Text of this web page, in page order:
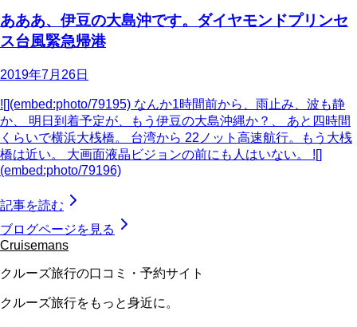
あああ、伊豆の大島沖です。ダイヤモンドプリンセ
ス台風緊急帰港
2019年7月26日
![](embed:photo/79195) なんか1時間前から、雨止み、波も静
か、 明日到着予定が、もう伊豆の大島沖縄か？、 あと四時間
くらいで横浜大桟橋。 台湾から 22ノット高速航行。もう大桟
橋は近い。 大画面液晶ビジョンの前にも人はいない。 ![]
(embed:photo/79196)
記事を読む
ブログページを見る
Cruisemans
クルーズ旅行の口コミ・予約サイト
クルーズ旅行をもっと身近に。